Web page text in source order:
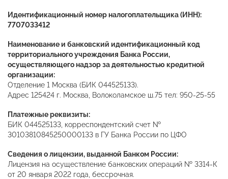
Идентификационный номер налогоплательщика (ИНН):
7707033412
Наименование и банковский идентификационный код
территориального учреждения Банка России,
осуществляющего надзор за деятельностью кредитной
организации:
Отделение 1 Москва (БИК 044525133).
Адрес 125424 г. Москва, Волоколамское ш.75 тел: 950-25-55
Платежные реквизиты:
БИК 044525133, корреспондентский счет №
30103810845250000133 в ГУ Банка России по ЦФО
Сведения о лицензии, выданной Банком России:
Лицензия на осуществление банковских операций № 3314-К
от 20 января 2022 года, бессрочная.